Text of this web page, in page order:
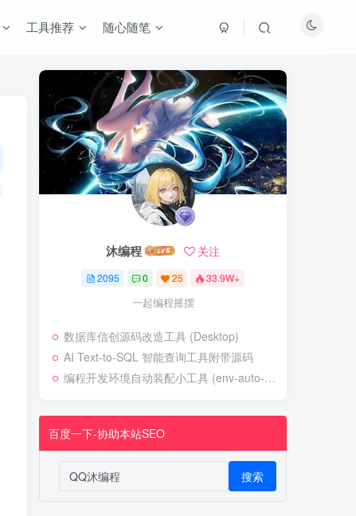
工具推荐 随心随笔
沐编程 关注
2095 0 25 33.9W+
一起编程摇摆
数据库信创源码改造工具 (Desktop)
AI Text-to-SQL 智能查询工具附带源码
编程开发环境自动装配小工具 (env-auto-setup)
百度一下-协助本站SEO
搜索